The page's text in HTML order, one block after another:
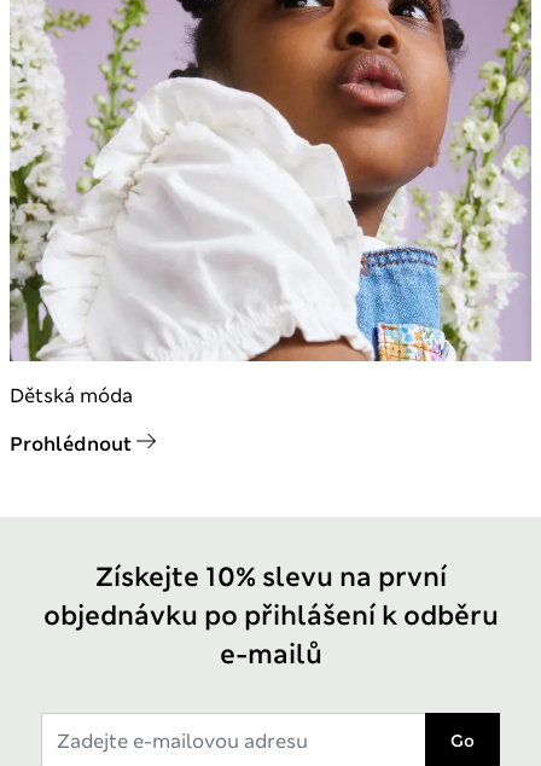
Dětská móda
Prohlédnout
Získejte 10% slevu na první
objednávku po přihlášení k odběru
e-mailů
Go